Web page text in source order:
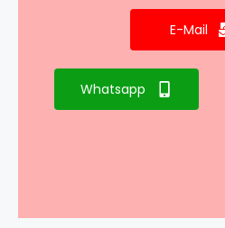
E-Mail
Whatsapp